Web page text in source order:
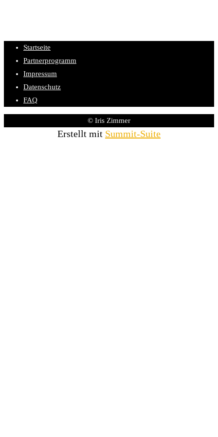
Startseite
Partnerprogramm
Impressum
Datenschutz
FAQ
© Iris Zimmer
Erstellt mit Summit-Suite